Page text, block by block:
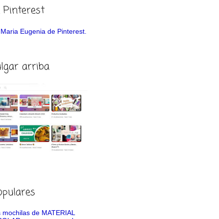
Pinterest
Eugenia de Pinterest.
arriba
mochilas de MATERIAL